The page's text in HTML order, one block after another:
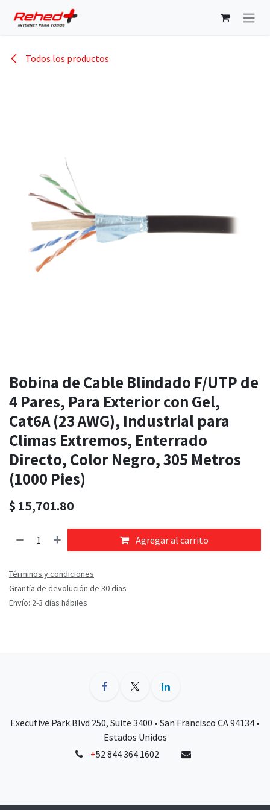
Todos los productos
Bobina de Cable Blindado F/UTP de
4 Pares, Para Exterior con Gel,
Cat6A (23 AWG), Industrial para
Climas Extremos, Enterrado
Directo, Color Negro, 305 Metros
(1000 Pies)
$ 15,701.80
Agregar al carrito
Términos y condiciones
Grantía de devolución de 30 días
Envío: 2-3 días hábiles
Executive Park Blvd 250, Suite 3400 • San Francisco CA 94134 •
Estados Unidos
+52 844 364 1602